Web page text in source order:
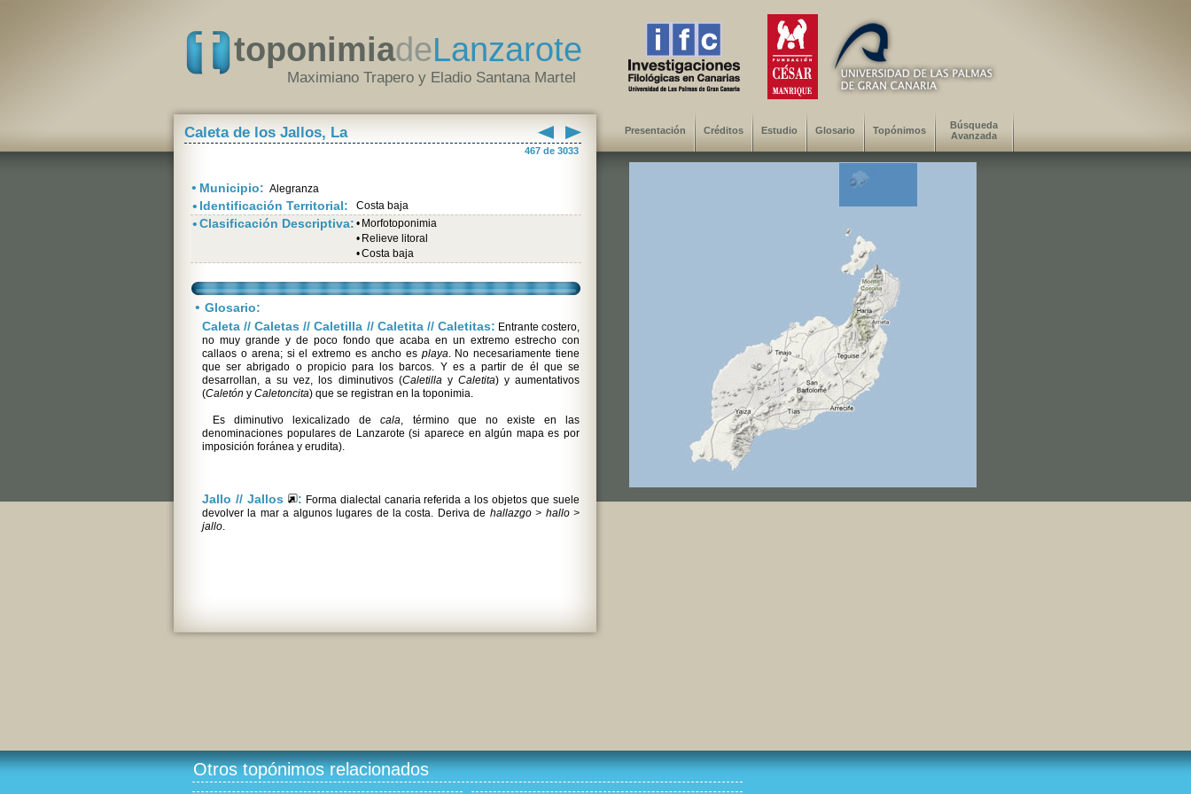
toponimiadeLanzarote
Maximiano Trapero y Eladio Santana Martel
Caleta de los Jallos, La
467 de 3033
• Municipio: Alegranza
• Identificación Territorial: Costa baja
•Clasificación Descriptiva: • Morfotoponimia
• Relieve litoral
•Costa baja
• Glosario:
Caleta // Caletas // Caletilla // Caletita // Caletitas: Entrante costero,
no muy grande y de poco fondo que acaba en un extremo estrecho con
callaos o arena; si el extremo es ancho es playa. No necesariamente tiene
que ser abrigado o propicio para los barcos. Y es a partir de él que se
desarrollan, a su vez, los diminutivos (Caletillay Caletita) y aumentativos
(Caletón y Caletoncita) que se registran en la toponimia.
Es diminutivo lexicalizado decala, término que no existe en las
denominaciones populares de Lanzarote (si aparece en algún mapa es por
imposición foránea y erudita).
Jallo // Jallos : Forma dialectal canaria referida a los objetos que suele
devolver la mar a algunos lugares de la costa. Deriva de hallazgo > hallo >
jallo.
Presentación Créditos Estudio Glosario Topónimos
Búsqueda
Avanzada
Otros topónimos relacionados